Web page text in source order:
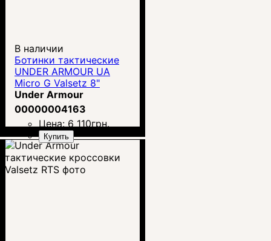
В наличии
Ботинки тактические
UNDER ARMOUR UA
Micro G Valsetz 8"
AR670
Under Armour
00000004163
Цена: 6 110грн.
Купить